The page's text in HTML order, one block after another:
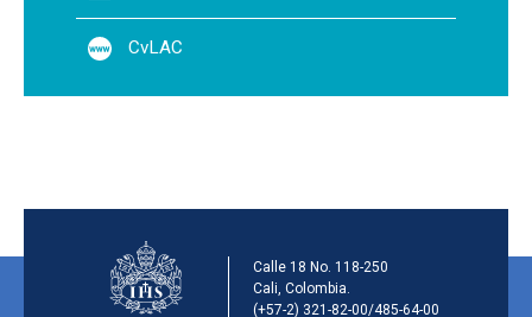
CvLAC
Información de la
Calle 18 No. 118-250
Cali, Colombia.
(+57-2) 321-82-00/485-64-00